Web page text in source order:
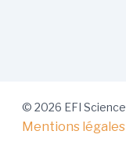
© 2026 EFI Science
Mentions légales